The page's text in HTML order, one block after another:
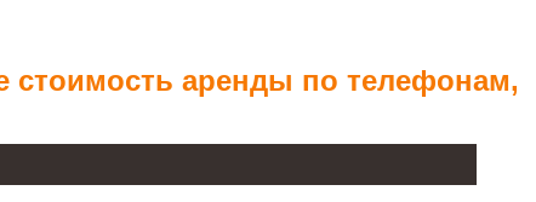
стоимость аренды по телефонам,